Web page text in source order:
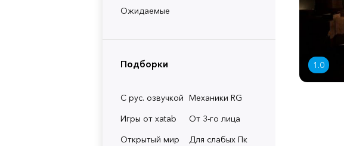
Ожидаемые
Подборки
С рус. озвучкой Механики RG
Игры от xatab
От 3-го лица
Открытый мир
Для слабых Пк
1.0